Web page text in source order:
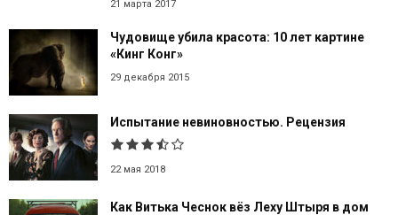
21 марта 2017
Чудовище убила красота: 10 лет картине
«Кинг Конг»
29 декабря 2015
Испытание невиновностью. Рецензия
22 мая 2018
Как Витька Чеснок вёз Леху Штыря в дом